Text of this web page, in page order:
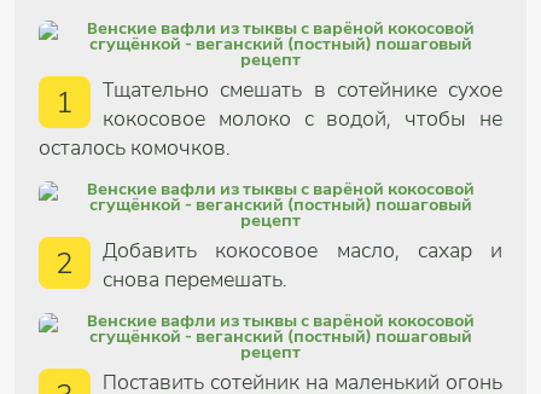
1
Тщательно смешать в сотейнике сухое
кокосовое молоко с водой, чтобы не
осталось комочков.
2
Добавить кокосовое масло, сахар и
снова перемешать.
Поставить сотейник на маленький огонь